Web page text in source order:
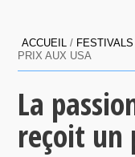
ACCUEIL / FESTIVALS
PRIX AUX USA
La
reçoit un